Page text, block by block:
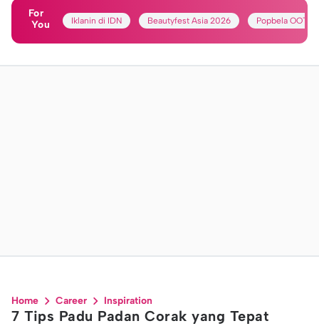
For
You
Iklanin di IDN Beautyfest Asia 2026 Popbela OOTD
Home Career Inspiration
7 Tips Padu Padan Corak yang Tepat